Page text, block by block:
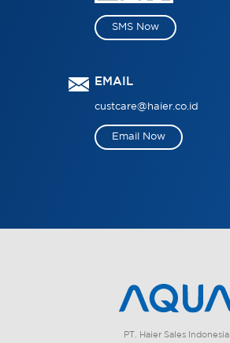
SMS Now
EMAIL
custcare@haier.co.id
Email Now
PT. Haier Sales Indonesia